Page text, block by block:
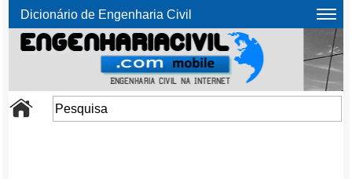
Dicionário de Engenharia Civil